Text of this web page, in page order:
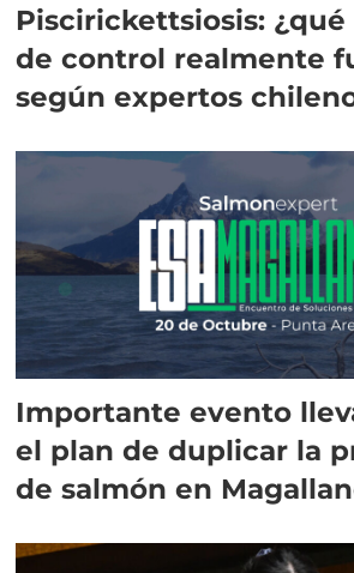
Piscirickettsiosis:
de control realmente
según expertos
Importante evento
el plan de duplicar la
de salmón en